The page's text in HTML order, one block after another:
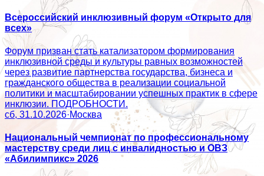
Всероссийский инклюзивный форум «Открыто для
всех»
Форум призван стать катализатором формирования
инклюзивной среды и культуры равных возможностей
через развитие партнерства государства, бизнеса и
гражданского общества в реализации социальной
политики и масштабировании успешных практик в сфере
инклюзии. ПОДРОБНОСТИ.
сб, 31.10.2026·Москва
Национальный чемпионат по профессиональному
мастерству среди лиц с инвалидностью и ОВЗ
«Абилимпикс» 2026